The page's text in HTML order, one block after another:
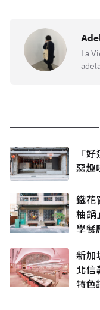
La
「
惡趣
鐵花
柚鍋
學餐
新加
北信
特色